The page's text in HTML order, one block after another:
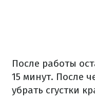
После работы
15 минут. После
убрать сгустки